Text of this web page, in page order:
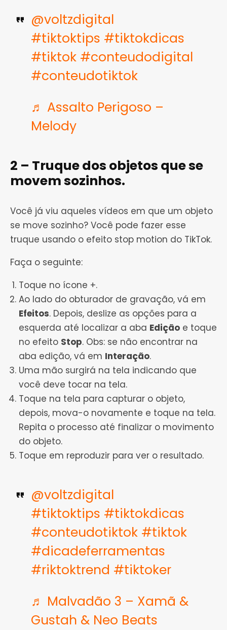
@voltzdigital
#tiktoktips #tiktokdicas
#tiktok #conteudodigital
#conteudotiktok
♬ Assalto Perigoso –
Melody
2 – Truque dos objetos que se
movem sozinhos.
Você já viu aqueles vídeos em que um objeto
se move sozinho? Você pode fazer esse
truque usando o efeito stop motion do TikTok.
Faça o seguinte:
Toque no ícone +.
Ao lado do obturador de gravação, vá em
Efeitos. Depois, deslize as opções para a
esquerda até localizar a aba Edição e toque
no efeito Stop. Obs: se não encontrar na
aba edição, vá em Interação.
Uma mão surgirá na tela indicando que
você deve tocar na tela.
Toque na tela para capturar o objeto,
depois, mova-o novamente e toque na tela.
Repita o processo até finalizar o movimento
do objeto.
Toque em reproduzir para ver o resultado.
@voltzdigital
#tiktoktips #tiktokdicas
#conteudotiktok #tiktok
#dicadeferramentas
#riktoktrend #tiktoker
♬ Malvadão 3 – Xamã &
Gustah & Neo Beats